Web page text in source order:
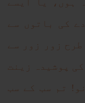
کی باتوں سے
زور زور سے
پوشیدہ زینت
تم سب کے سب